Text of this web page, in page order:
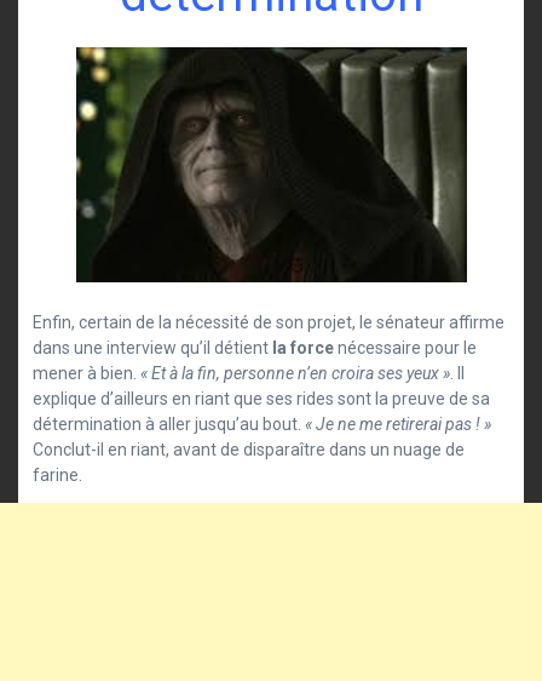
Enfin, certain de la nécessité de son projet, le sénateur affirme
dans une interview qu’il détient la forcenécessaire pour le
mener à bien. « Et à la fin, personne n’en croira ses yeux » . Il
explique d’ailleurs en riant que ses rides sont la preuve de sa
détermination à aller jusqu’au bout. « Je ne me retirerai pas ! »
Conclut-il en riant, avant de disparaître dans un nuage de
farine.